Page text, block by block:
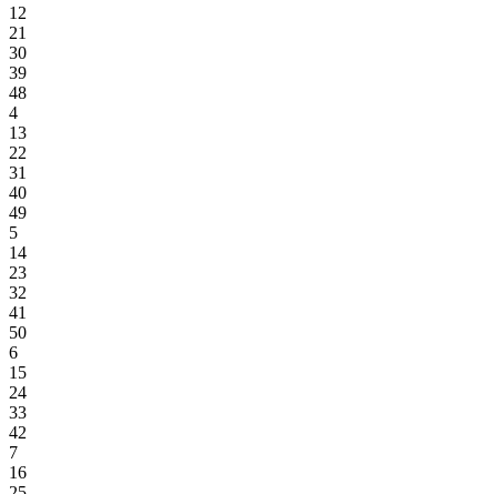
12
21
30
39
48
4
13
22
31
40
49
5
14
23
32
41
50
6
15
24
33
42
7
16